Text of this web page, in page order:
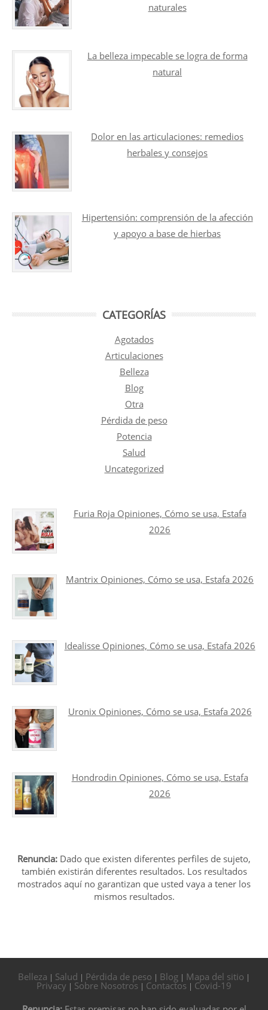
naturales
La belleza impecable se logra de forma
natural
Dolor en las articulaciones: remedios
herbales y consejos
Hipertensión: comprensión de la afección
y apoyo a base de hierbas
CATEGORÍAS
Agotados
Articulaciones
Belleza
Blog
Otra
Pérdida de peso
Potencia
Salud
Uncategorized
Furia Roja Opiniones, Cómo se usa, Estafa
2026
Mantrix Opiniones, Cómo se usa, Estafa 2026
Idealisse Opiniones, Cómo se usa, Estafa 2026
Uronix Opiniones, Cómo se usa, Estafa 2026
Hondrodin Opiniones, Cómo se usa, Estafa
2026
Renuncia: Dado que existen diferentes perfiles de sujeto,
también existirán diferentes resultados. Los resultados
mostrados aquí no garantizan que usted vaya a tener los
mismos resultados.
Belleza | Salud | Pérdida de peso | Blog | Mapa del sitio |
Privacy | Sobre Nosotros | Contactos | Covid-19